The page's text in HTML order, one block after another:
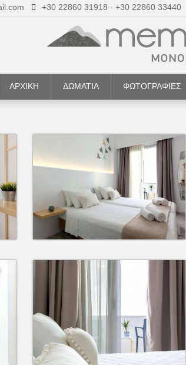
+30 22860 31918 - +30 22860 33440
ΑΡΧΙΚΗ ΔΩΜΑΤΙΑ ΦΩΤΟΓΡΑΦΙΕΣ